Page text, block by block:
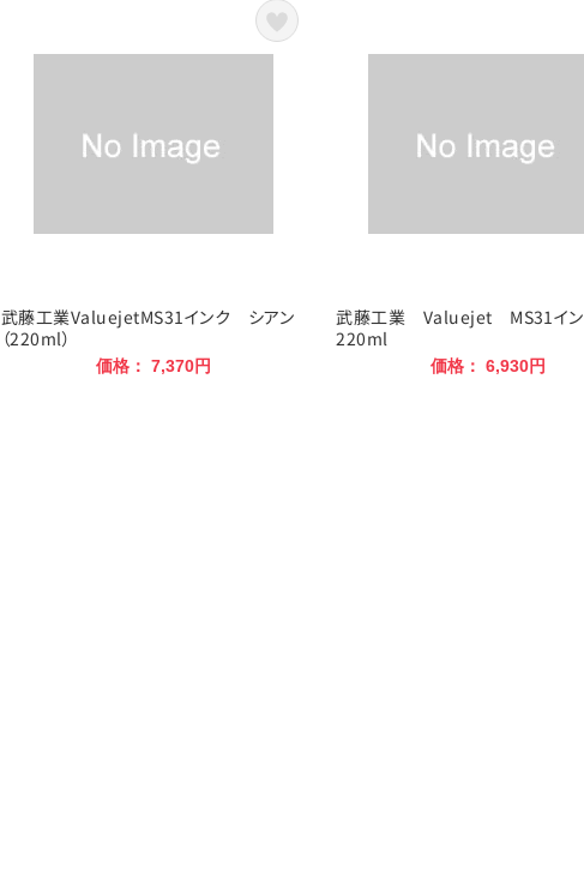
武藤工業ValuejetMS31インク シアン
（220ml）
価格： 7,370円
武藤工業 Valuejet MS31イ
220ml
価格： 6,930円